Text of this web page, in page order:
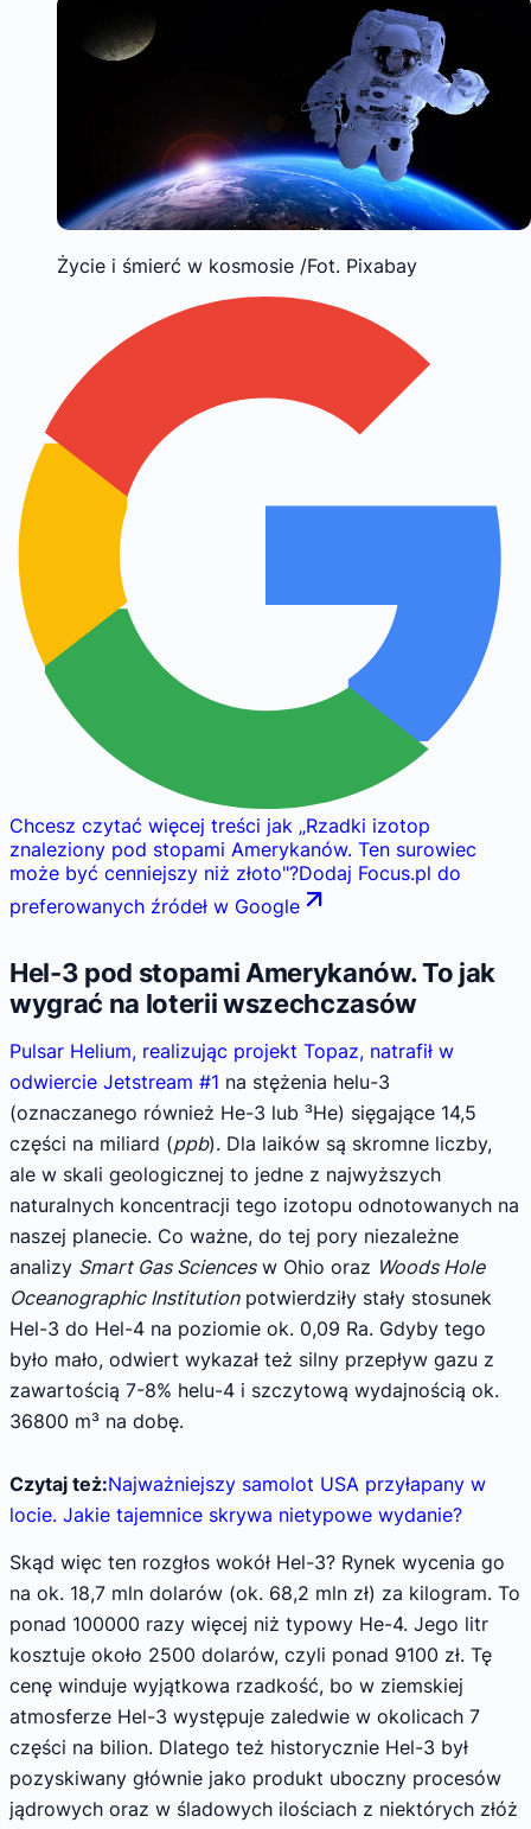
Życie i śmierć w kosmosie /Fot. Pixabay
Chcesz czytać więcej treści jak „Rzadki izotop
znaleziony pod stopami Amerykanów. Ten surowiec
może być cenniejszy niż złoto"?Dodaj Focus.pl do
preferowanych źródeł w Google
Hel-3 pod stopami Amerykanów. To jak
wygrać na loterii wszechczasów
Pulsar Helium, realizując projekt Topaz, natrafił w
odwiercie Jetstream #1 na stężenia helu-3
(oznaczanego również He-3 lub ³He) sięgające 14,5
części na miliard (ppb). Dla laików są skromne liczby,
ale w skali geologicznej to jedne z najwyższych
naturalnych koncentracji tego izotopu odnotowanych na
naszej planecie. Co ważne, do tej pory niezależne
analizy Smart Gas Sciencesw Ohio oraz Woods Hole
Oceanographic Institutionpotwierdziły stały stosunek
Hel-3 do Hel-4 na poziomie ok. 0,09 Ra. Gdyby tego
było mało, odwiert wykazał też silny przepływ gazu z
zawartością 7-8% helu-4 i szczytową wydajnością ok.
36800 m³ na dobę.
Czytaj też:Najważniejszy samolot USA przyłapany w
locie. Jakie tajemnice skrywa nietypowe wydanie?
Skąd więc ten rozgłos wokół Hel-3? Rynek wycenia go
na ok. 18,7 mln dolarów (ok. 68,2 mln zł) za kilogram. To
ponad 100000 razy więcej niż typowy He-4. Jego litr
kosztuje około 2500 dolarów, czyli ponad 9100 zł. Tę
cenę winduje wyjątkowa rzadkość, bo w ziemskiej
atmosferze Hel-3 występuje zaledwie w okolicach 7
części na bilion. Dlatego też historycznie Hel-3 był
pozyskiwany głównie jako produkt uboczny procesów
jądrowych oraz w śladowych ilościach z niektórych złóż